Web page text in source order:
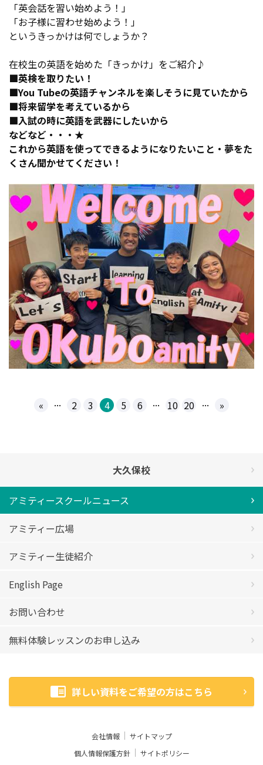
「英会話を習い始めよう！」
「お子様に習わせ始めよう！」
というきっかけは何でしょうか？
在校生の英語を始めた「きっかけ」をご紹介♪
■英検を取りたい！
■You Tubeの英語チャンネルを楽しそうに見ていたから
■将来留学を考えているから
■入試の時に英語を武器にしたいから
などなど・・・★
これから英語を使ってできるようになりたいこと・夢をた
くさん聞かせてください！
« ... 2 3 4 5 6 ... 10 20 ... »
大久保校
アミティースクールニュース
アミティー広場
アミティー生徒紹介
English Page
お問い合わせ
無料体験レッスンのお申し込み
詳しい資料をご希望の方はこちら
会社情報
サイトマップ
個人情報保護方針
サイトポリシー